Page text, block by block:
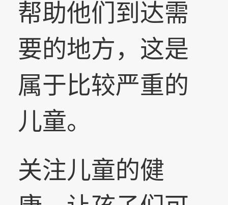
帮助他们到达需
要的地方，这是
属于比较严重的
儿童。
关注儿童的健